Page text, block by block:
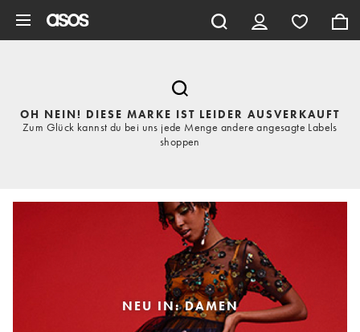
OH NEIN! DIESE MARKE IST LEIDER AUSVERKAUFT
Zum Glück kannst du bei uns jede Menge andere angesagte Labels
shoppen
NEU IN: DAMEN